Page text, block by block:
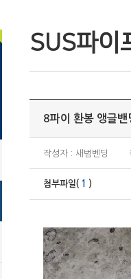
SUS파이
8파이 환봉 앵글밴
작성자 : 새범벤딩
첨부파일( 1 )